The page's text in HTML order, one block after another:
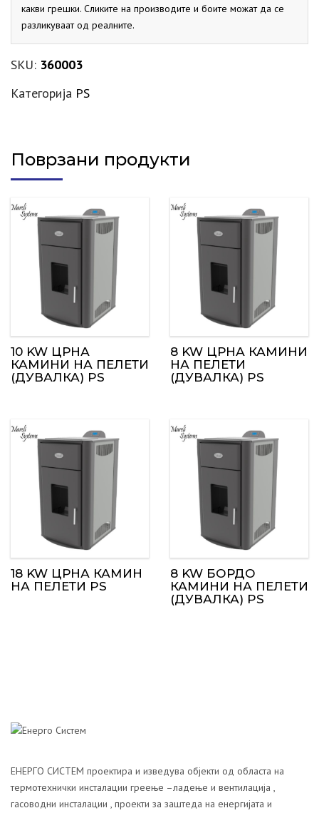
какви грешки. Сликите на производите и боите можат да се
разликуваат од реалните.
SKU: 360003
Категорија PS
Поврзани продукти
10 KW ЦРНА
КАМИНИ НА ПЕЛЕТИ
(ДУВАЛКА) PS
8 KW ЦРНА КАМИНИ
НА ПЕЛЕТИ
(ДУВАЛКА) PS
18 KW ЦРНА КАМИН
НА ПЕЛЕТИ PS
8 KW БОРДО
КАМИНИ НА ПЕЛЕТИ
(ДУВАЛКА) PS
ЕНЕРГО СИСТЕМ проектира и изведува објекти од областа на
термотехнички инсталации греење –ладење и вентилација ,
гасоводни инсталации , проекти за заштеда на енергијата и